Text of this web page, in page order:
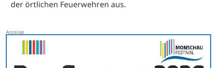
der örtlichen Feuerwehren aus.